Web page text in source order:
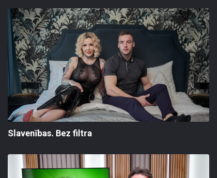
Slavenības. Bez filtra